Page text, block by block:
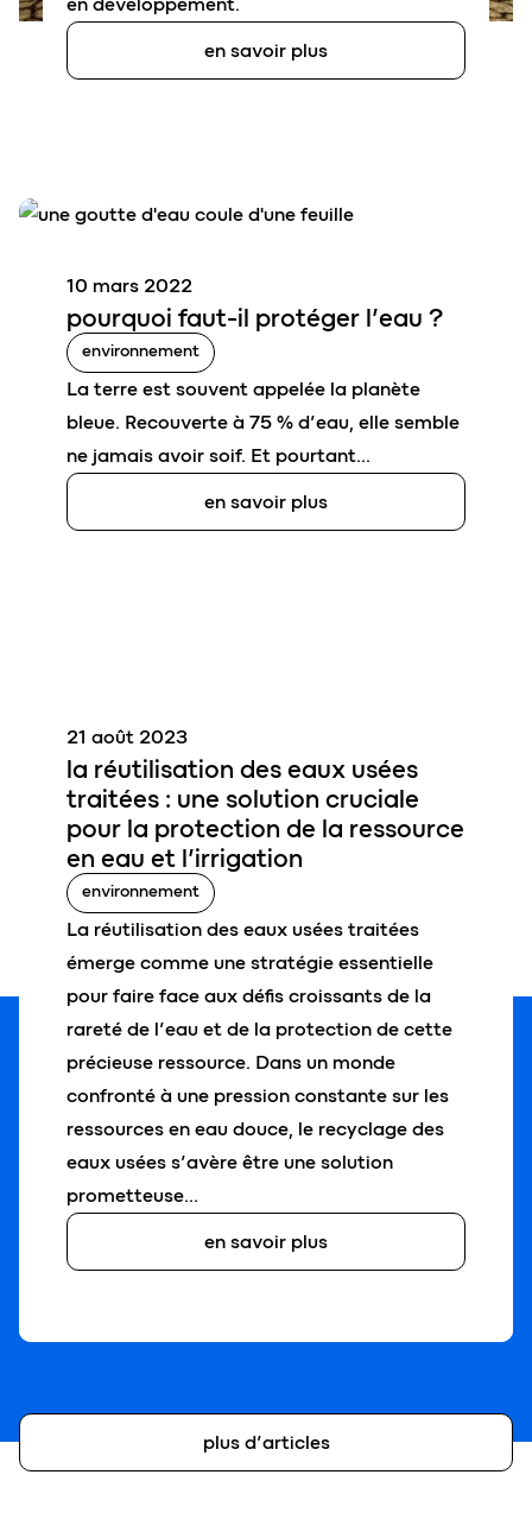
en savoir plus
pourquoi faut-il protéger l’eau ?
10 mars 2022
environnement
La terre est souvent appelée la planète
bleue. Recouverte à 75 % d’eau, elle semble
ne jamais avoir soif. Et pourtant…
en savoir plus
la réutilisation des eaux usées
traitées : une solution cruciale
pour la protection de la ressource
en eau et l’irrigation
21 août 2023
environnement
La réutilisation des eaux usées traitées
émerge comme une stratégie essentielle
pour faire face aux défis croissants de la
rareté de l’eau et de la protection de cette
précieuse ressource. Dans un monde
confronté à une pression constante sur les
ressources en eau douce, le recyclage des
eaux usées s’avère être une solution
prometteuse…
en savoir plus
plus d’articles